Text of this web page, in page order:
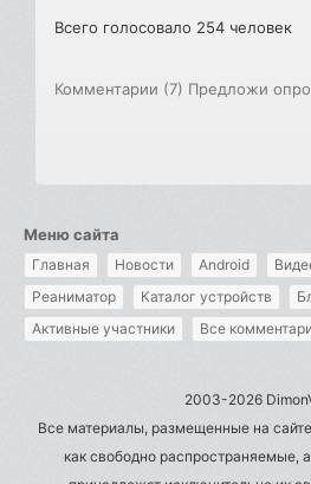
Всего голосовало 254 человек
Комментарии (7) Предложи
Меню сайта
Главная Новости Android
Реаниматор
Каталог устройств
Активные участники
Все
2003-2026
Все материалы, размещенные на
как свободно распространяемые,